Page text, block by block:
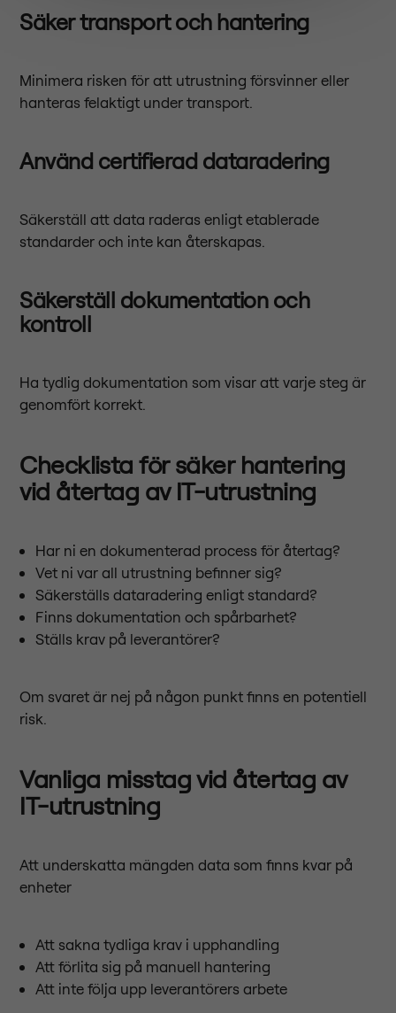
Säker transport och hantering
Minimera risken för att utrustning försvinner eller
hanteras felaktigt under transport.
Använd certifierad dataradering
Säkerställ att data raderas enligt etablerade
standarder och inte kan återskapas.
Säkerställ dokumentation och
kontroll
Ha tydlig dokumentation som visar att varje steg är
genomfört korrekt.
Checklista för säker hantering
vid återtag av IT-utrustning
Har ni en dokumenterad process för återtag?
Vet ni var all utrustning befinner sig?
Säkerställs dataradering enligt standard?
Finns dokumentation och spårbarhet?
Ställs krav på leverantörer?
Om svaret är nej på någon punkt finns en potentiell
risk.
Vanliga misstag vid återtag av
IT-utrustning
Att underskatta mängden data som finns kvar på
enheter
Att sakna tydliga krav i upphandling
Att förlita sig på manuell hantering
Att inte följa upp leverantörers arbete